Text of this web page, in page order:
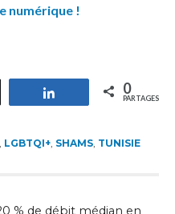
numérique !
Partagez 0
PARTAGES
LGBTQI+, SHAMS, TUNISIE
% de débit médian en